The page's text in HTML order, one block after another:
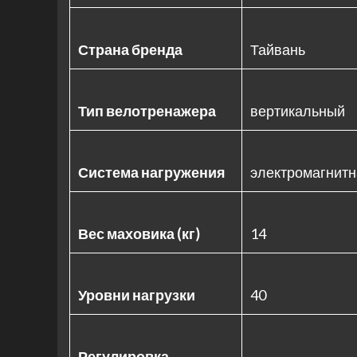
Страна бренда Тайвань
Тип велотренажера вертикальный
Система нагружения
Вес маховика (кг) 14
Уровни нагрузки 40